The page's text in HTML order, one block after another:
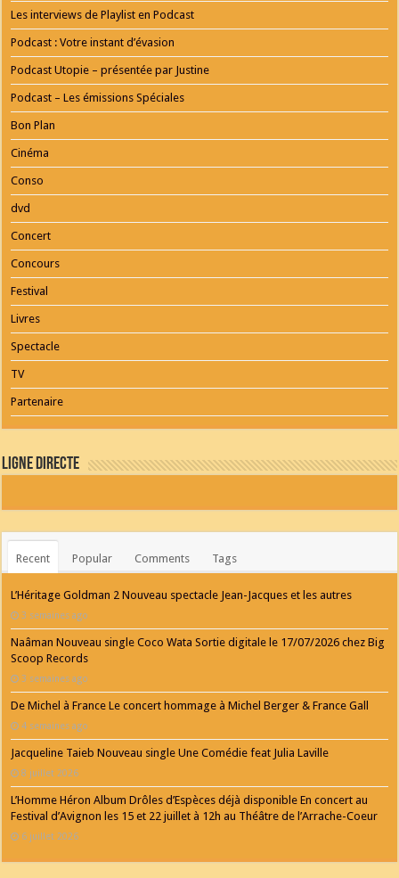
Loreen - Pour que tu m'aimes encore (têtu ·
Les interviews de Playlist en Podcast
Podcast : Votre instant d’évasion
Podcast Utopie – présentée par Justine
Podcast – Les émissions Spéciales
Bon Plan
Cinéma
Conso
dvd
Concert
Concours
Festival
Livres
Spectacle
TV
Partenaire
Ligne Directe
Recent Popular Comments Tags
L’Héritage Goldman 2 Nouveau spectacle Jean-Jacques et les autres
3 semaines ago
Naâman Nouveau single Coco Wata Sortie digitale le 17/07/2026 chez Big
Scoop Records
3 semaines ago
De Michel à France Le concert hommage à Michel Berger & France Gall
4 semaines ago
Jacqueline Taieb Nouveau single Une Comédie feat Julia Laville
8 juillet 2026
L’Homme Héron Album Drôles d’Espèces déjà disponible En concert au
Festival d’Avignon les 15 et 22 juillet à 12h au Théâtre de l’Arrache-Coeur
6 juillet 2026